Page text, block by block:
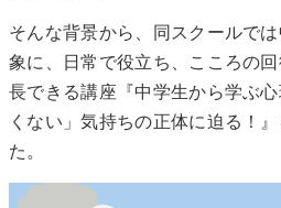
そんな背景から、同スクールで
象に、日常で役立ち、こころの
長できる講座『中学生から学ぶ
くない」気持ちの正体に迫る！
た。